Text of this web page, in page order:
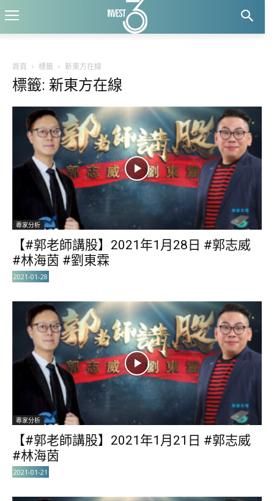
首頁 標籤 新東方在線
標籤: 新東方在線
專家分析
【#郭老師講股】2021年1月28日 #郭志威
#林海茵 #劉東霖
2021-01-28
專家分析
【#郭老師講股】2021年1月21日 #郭志威
#林海茵
2021-01-21